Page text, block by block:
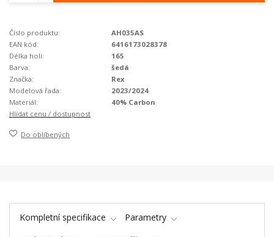
Číslo produktu:
AH035AS
EAN kód:
6416173028378
Délka holí:
165
Barva:
šedá
Značka:
Rex
Modelová řada:
2023/2024
Materiál:
40% Carbon
Hlídat cenu / dostupnost
Do oblíbených
Kompletní specifikace
Parametry